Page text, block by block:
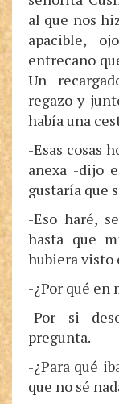
al que nos
apacible,
entrecano
Un
regazo y
había una
-Esas cosas
anexa -dijo
gustaría que
-Eso haré,
hasta que
hubiera visto
-¿Por qué en
-Por si
pregunta.
-¿Para qué
que no sé